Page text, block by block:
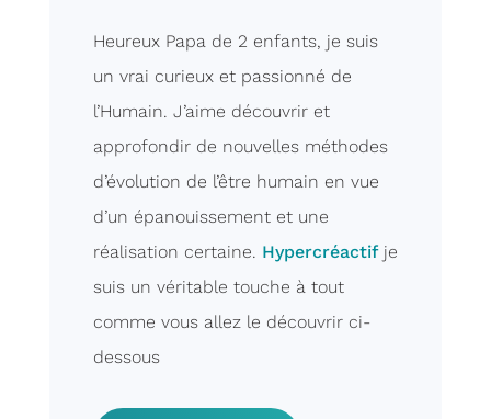
Heureux Papa de 2 enfants, je suis
un vrai curieux et passionné de
l’Humain. J’aime découvrir et
approfondir de nouvelles méthodes
d’évolution de l’être humain en vue
d’un épanouissement et une
réalisation certaine. Hypercréactifje
suis un véritable touche à tout
comme vous allez le découvrir ci-
dessous